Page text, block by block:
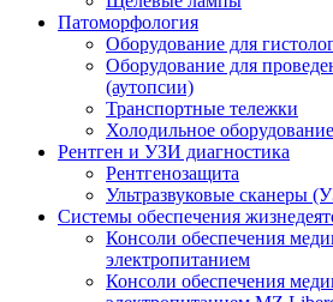
Патоморфология
Оборудование для
Оборудование для
(аутопсии)
Транспортные тележки
Холодильное оборудование
Рентген и УЗИ диагностика
Рентгенозащита
Ультразвуковые сканеры
Системы обеспечения
Консоли обеспечения
электропитанием
Консоли обеспечения